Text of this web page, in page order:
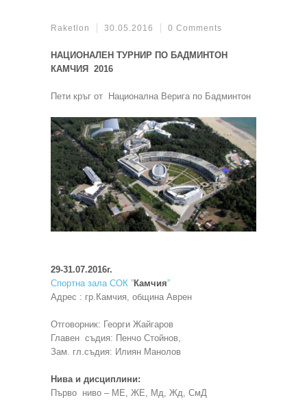
Raketlon 30.05.2016 0 Comments
НАЦИОНАЛЕН ТУРНИР ПО БАДМИНТОН
КАМЧИЯ 2016
Пети кръг от Национална Верига по Бадминтон
29-31.07.2016г.
Спортна зала СОК ”Камчия”
Адрес : гр.Камчия, община Аврен
Отговорник: Георги Жайгаров
Главен съдия: Пенчо Стойнов,
Зам. гл.съдия: Илиян Манолов
Нива и дисциплини:
Първо ниво – МЕ, ЖЕ, Мд, Жд, СмД